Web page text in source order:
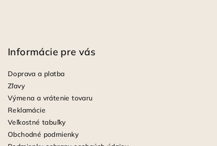
Informácie pre vás
Doprava a platba
Zľavy
Výmena a vrátenie tovaru
Reklamácie
Veľkostné tabuľky
Obchodné podmienky